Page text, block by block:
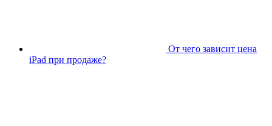
От чего зависит цена
iPad при продаже?